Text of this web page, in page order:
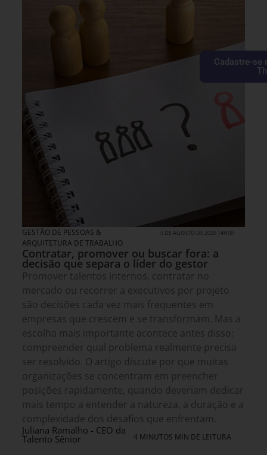
GESTÃO DE PESSOAS &
ARQUITETURA DE TRABALHO
5 DE AGOSTO DE 2026 14H00
Contratar, promover ou buscar fora: a
decisão que separa o líder do gestor
Promover talentos internos, contratar no
mercado ou recorrer a executivos por projeto
são decisões cada vez mais frequentes em
empresas que crescem e se transformam. Mas a
escolha mais importante acontece antes disso:
compreender qual problema realmente precisa
ser resolvido. O artigo discute por que muitas
organizações se concentram em preencher
posições rapidamente, quando deveriam dedicar
mais tempo a entender a natureza, a duração e a
complexidade dos desafios que enfrentam.
Juliana Ramalho - CEO da
Talento Sênior 4 MINUTOS MIN DE LEITURA
Cadastre-se